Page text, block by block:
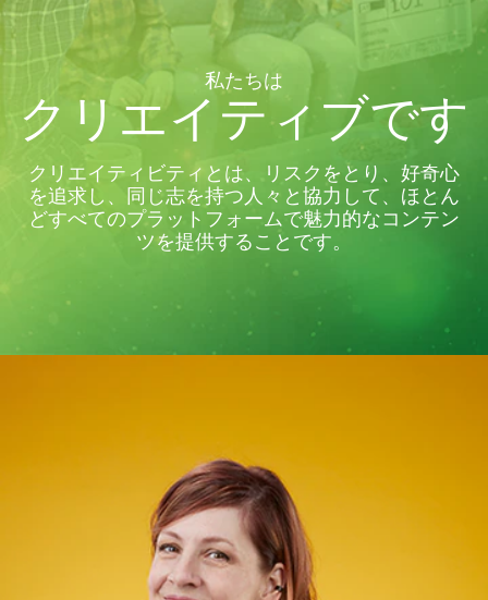
私たちは
クリエイティブです
クリエイティビティとは、リスクをとり、好奇心
を追求し、同じ志を持つ人々と協力して、ほとん
どすべてのプラットフォームで魅力的なコンテン
ツを提供することです。